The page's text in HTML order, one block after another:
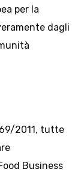
per la
dagli
2011, tutte
Business